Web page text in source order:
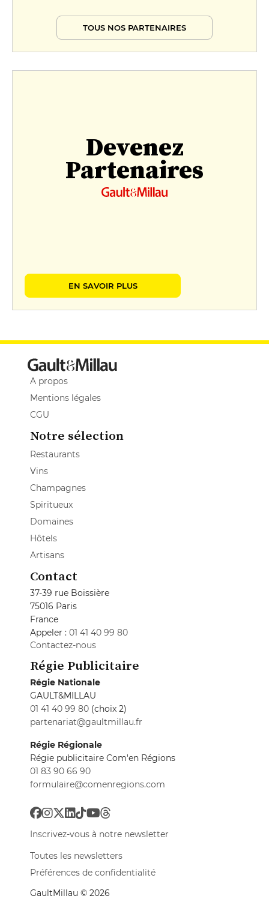
TOUS NOS PARTENAIRES
Devenez
Partenaires
EN SAVOIR PLUS
A propos
Mentions légales
CGU
Notre sélection
Restaurants
Vins
Champagnes
Spiritueux
Domaines
Hôtels
Artisans
Contact
37-39 rue Boissière
75016 Paris
France
Appeler : 01 41 40 99 80
Contactez-nous
Régie Publicitaire
Régie Nationale
GAULT&MILLAU
01 41 40 99 80 (choix 2)
partenariat@gaultmillau.fr
Régie Régionale
Régie publicitaire Com'en Régions
01 83 90 66 90
formulaire@comenregions.com
Inscrivez-vous à notre newsletter
Toutes les newsletters
Préférences de confidentialité
GaultMillau © 2026